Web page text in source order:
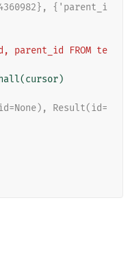
{'parent_i
parent_id FROM te
(cursor)
Result(id=